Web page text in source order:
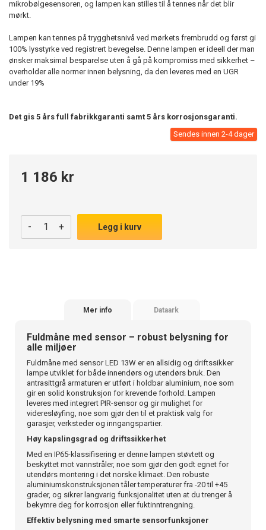
mikrobølgesensoren, og lampen kan stilles til å tennes når det blir
mørkt.
Lampen kan tennes på trygghetsnivå ved mørkets frembrudd og først gi
100% lysstyrke ved registrert bevegelse. Denne lampen er ideell der man
ønsker maksimal besparelse uten å gå på kompromiss med sikkerhet –
overholder alle normer innen belysning, da den leveres med en UGR
under 19%
Det gis 5 års full fabrikkgaranti samt 5 års korrosjonsgaranti.
Sendes innen 2-4 dager
1 186 kr
- + Legg i kurv
Mer info Dataark
Fuldmåne med sensor – robust belysning for
alle miljøer
Fuldmåne med sensor LED 13W er en allsidig og driftssikker
lampe utviklet for både innendørs og utendørs bruk. Den
antrasittgrå armaturen er utført i holdbar aluminium, noe som
gir en solid konstruksjon for krevende forhold. Lampen
leveres med integrert PIR-sensor og gir mulighet for
videresløyfing, noe som gjør den til et praktisk valg for
garasjer, verksteder og inngangspartier.
Høy kapslingsgrad og driftssikkerhet
Med en IP65-klassifisering er denne lampen støvtett og
beskyttet mot vannstråler, noe som gjør den godt egnet for
utendørs montering i det norske klimaet. Den robuste
aluminiumskonstruksjonen tåler temperaturer fra -20 til +45
grader, og sikrer langvarig funksjonalitet uten at du trenger å
bekymre deg for korrosjon eller fuktinntrengning.
Effektiv belysning med smarte sensorfunksjoner